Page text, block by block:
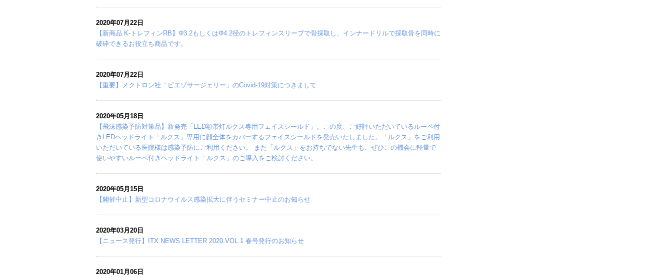
2020年07月22日
【新商品 K-トレフィンRB】Φ3.2もしくはΦ4.2径のトレフィンスリーブで骨採取し、インナードリルで採取骨を同時に
破砕できるお役立ち商品です。
2020年07月22日
【重要】メクトロン社「ピエゾサージェリー」のCovid-19対策につきまして
2020年05月18日
【飛沫感染予防対策品】新発売「LED額帯灯ルクス専用フェイスシールド」。この度、ご好評いただいているルーペ付
きLEDヘッドライト「ルクス」専用に顔全体をカバーするフェイスシールドを発売いたしました。「ルクス」をご利用
いただいている医院様は感染予防にご利用ください。 また「ルクス」をお持ちでない先生も、ぜひこの機会に軽量で
使いやすいルーペ付きヘッドライト「ルクス」のご導入をご検討ください。
2020年05月15日
【開催中止】新型コロナウイルス感染拡大に伴うセミナー中止のお知らせ
2020年03月20日
【ニュース発行】ITX NEWS LETTER 2020 VOL.1 春号発行のお知らせ
2020年01月06日